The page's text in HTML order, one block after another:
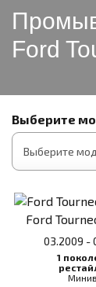
Ford
Выберите
Ford
03.2009 -
1